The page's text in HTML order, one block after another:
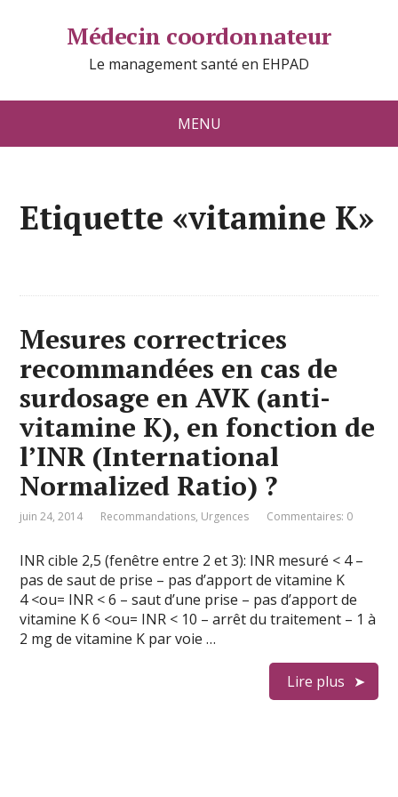
Médecin coordonnateur
Le management santé en EHPAD
MENU
Etiquette «vitamine K»
Mesures correctrices
recommandées en cas de
surdosage en AVK (anti-
vitamine K), en fonction de
l’INR (International
Normalized Ratio) ?
juin 24, 2014 Recommandations, Urgences Commentaires: 0
INR cible 2,5 (fenêtre entre 2 et 3): INR mesuré < 4 –
pas de saut de prise – pas d’apport de vitamine K
4 <ou= INR < 6 – saut d’une prise – pas d’apport de
vitamine K 6 <ou= INR < 10 – arrêt du traitement – 1 à
2 mg de vitamine K par voie …
Lire plus